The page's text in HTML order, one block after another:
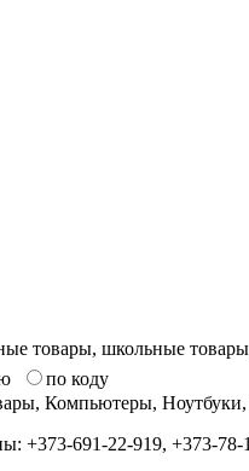
товары, школьные
по коду
Компьютеры,
+373-691-22-919, +373-78-